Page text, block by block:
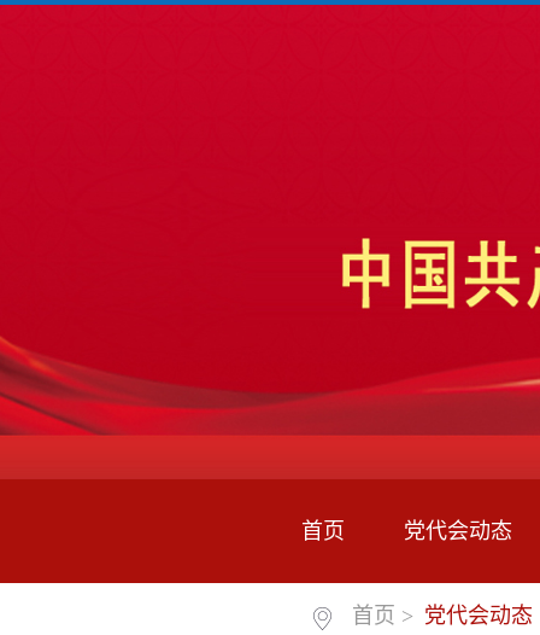
首页 党代会动态
首页 > 党代会动态